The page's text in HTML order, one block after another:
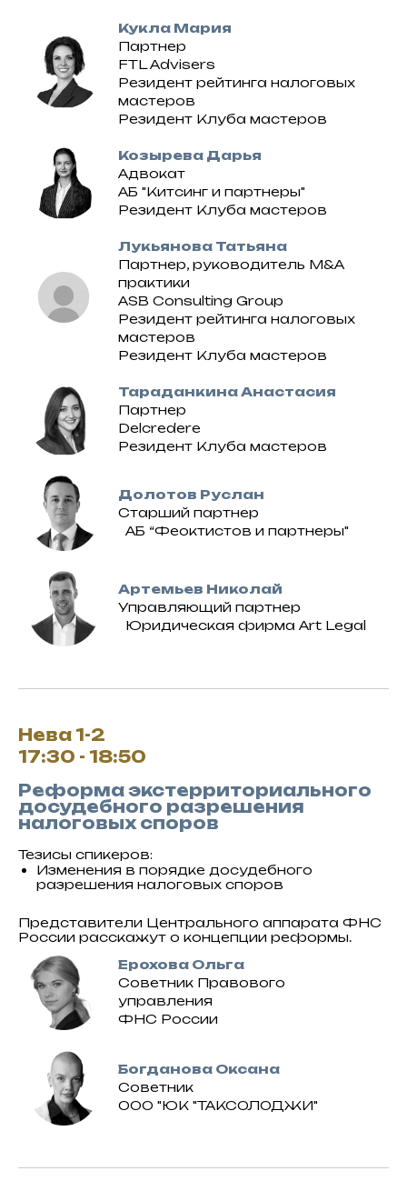
Кукла Мария
Партнер
FTL Advisers
Резидент рейтинга налоговых
мастеров
Резидент Клуба мастеров
Козырева Дарья
Адвокат
АБ "Китсинг и партнеры"
Резидент Клуба мастеров
Лукьянова Татьяна
Партнер, руководитель M&A
практики
ASB Consulting Group
Резидент рейтинга налоговых
мастеров
Резидент Клуба мастеров
Тараданкина Анастасия
Партнер
Delcredere
Резидент Клуба мастеров
Долотов Руслан
Старший партнер
АБ “Феоктистов и партнеры"
Артемьев Николай
Управляющий партнер
Юридическая фирма Art Legal
Нева 1-2
17:30 - 18:50
Реформа экстерриториального
досудебного разрешения
налоговых споров
Тезисы спикеров:
Изменения в порядке досудебного
разрешения налоговых споров
Представители Центрального аппарата ФНС
России расскажут о концепции реформы.
Ерохова Ольга
Советник Правового
управления
ФНС России
Богданова Оксана
Советник
ООО "ЮК "ТАКСОЛОДЖИ"